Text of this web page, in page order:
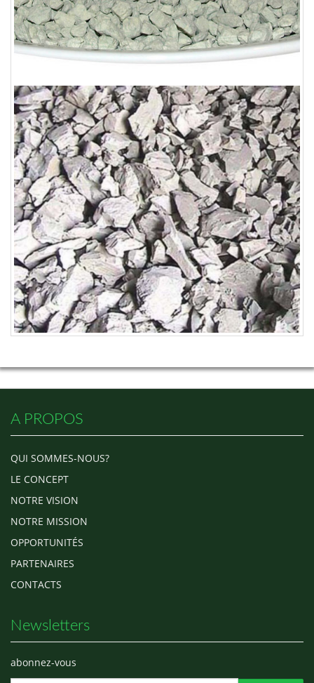
A PROPOS
QUI SOMMES-NOUS?
LE CONCEPT
NOTRE VISION
NOTRE MISSION
OPPORTUNITÉS
PARTENAIRES
CONTACTS
Newsletters
abonnez-vous